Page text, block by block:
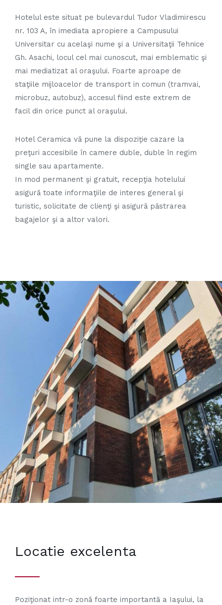
Hotelul este situat pe bulevardul Tudor Vladimirescu
nr. 103 A, în imediata apropiere a Campusului
Universitar cu acelaşi nume şi a Universitaţii Tehnice
Gh. Asachi, locul cel mai cunoscut, mai emblematic şi
mai mediatizat al oraşului. Foarte aproape de
staţiile mijloacelor de transport in comun (tramvai,
microbuz, autobuz), accesul fiind este extrem de
facil din orice punct al oraşului.
Hotel Ceramica vă pune la dispoziţie cazare la
preţuri accesibile în camere duble, duble în regim
single sau apartamente.
In mod permanent şi gratuit, recepţia hotelului
asigură toate informaţiile de interes general şi
turistic, solicitate de clienţi şi asigură păstrarea
bagajelor şi a altor valori.
Locatie excelenta
Poziţionat intr-o zonă foarte importantă a Iaşului, la